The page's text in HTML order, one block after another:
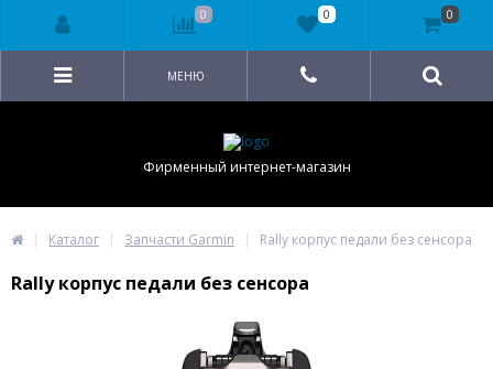
Фирменный интернет-магазин
МЕНЮ
Каталог Запчасти Garmin Rally корпус педали без сенсора
Rally корпус педали без сенсора
0 0 0